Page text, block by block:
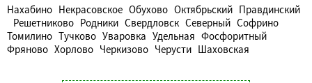
Нахабино Некрасовское Обухово Октябрьский Правдинский
Решетниково Родники Свердловск Северный Софрино
Томилино Тучково Уваровка Удельная Фосфоритный
Фряново Хорлово Черкизово Черусти Шаховская